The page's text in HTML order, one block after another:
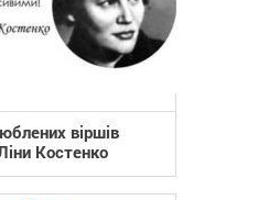
віршів
Костенко